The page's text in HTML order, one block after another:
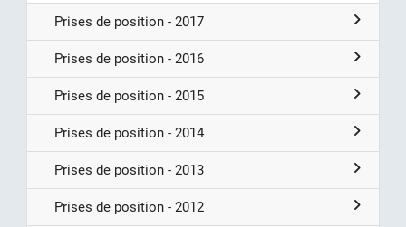
Prises de position - 2017
Prises de position - 2016
Prises de position - 2015
Prises de position - 2014
Prises de position - 2013
Prises de position - 2012